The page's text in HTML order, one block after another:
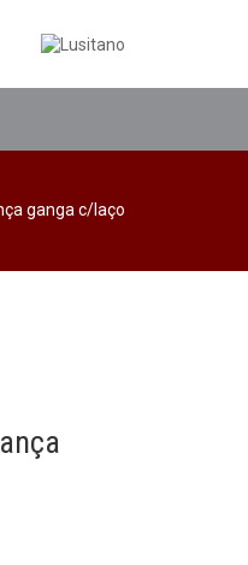
ganga c/laço